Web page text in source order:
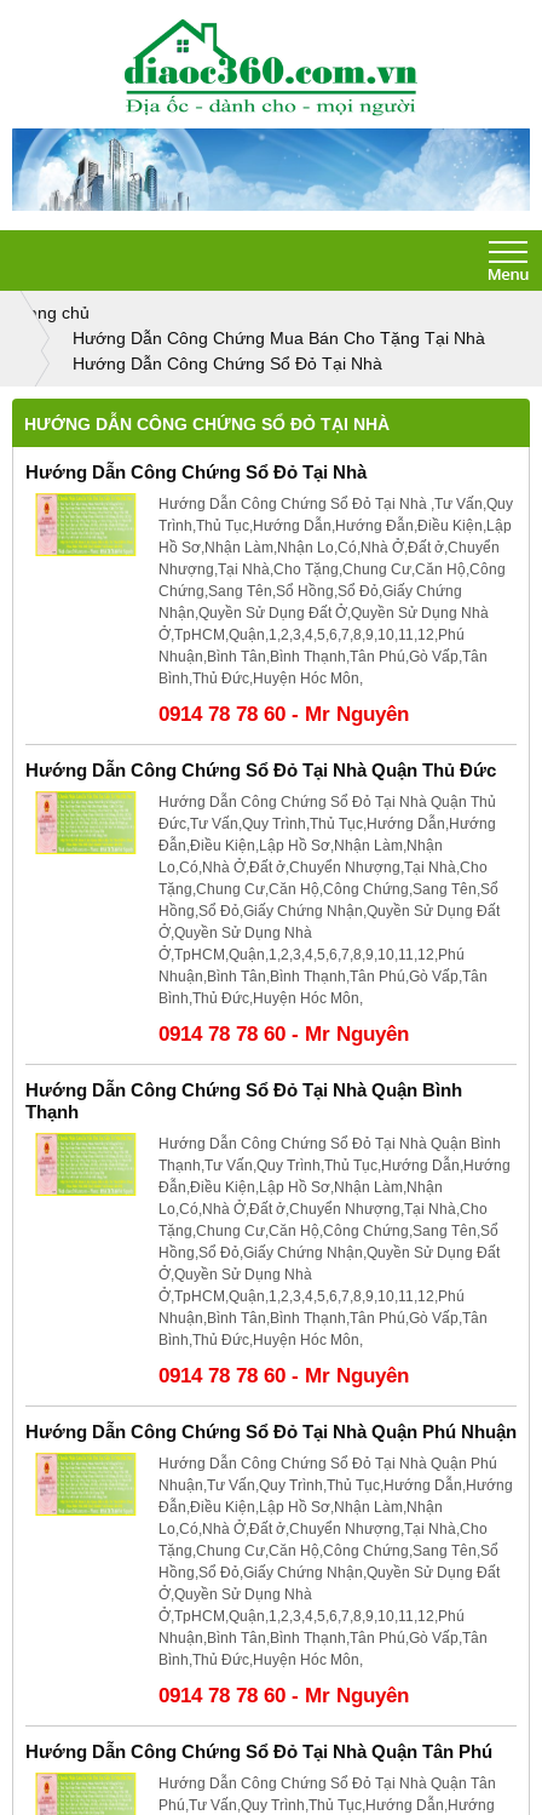
Trang chủ
Hướng Dẫn Công Chứng Mua Bán Cho Tặng Tại Nhà
Hướng Dẫn Công Chứng Sổ Đỏ Tại Nhà
HƯỚNG DẪN CÔNG CHỨNG SỔ ĐỎ TẠI NHÀ
Hướng Dẫn Công Chứng Sổ Đỏ Tại Nhà
Hướng Dẫn Công Chứng Sổ Đỏ Tại Nhà ,Tư Vấn,Quy
Trình,Thủ Tục,Hướng Dẫn,Hướng Đẫn,Điều Kiện,Lập
Hồ Sơ,Nhận Làm,Nhận Lo,Có,Nhà Ở,Đất ở,Chuyển
Nhượng,Tại Nhà,Cho Tặng,Chung Cư,Căn Hộ,Công
Chứng,Sang Tên,Sổ Hồng,Sổ Đỏ,Giấy Chứng
Nhận,Quyền Sử Dụng Đất Ở,Quyền Sử Dụng Nhà
Ở,TpHCM,Quận,1,2,3,4,5,6,7,8,9,10,11,12,Phú
Nhuận,Bình Tân,Bình Thạnh,Tân Phú,Gò Vấp,Tân
Bình,Thủ Đức,Huyện Hóc Môn,
0914 78 78 60 - Mr Nguyên
Hướng Dẫn Công Chứng Sổ Đỏ Tại Nhà Quận Thủ Đức
Hướng Dẫn Công Chứng Sổ Đỏ Tại Nhà Quận Thủ
Đức,Tư Vấn,Quy Trình,Thủ Tục,Hướng Dẫn,Hướng
Đẫn,Điều Kiện,Lập Hồ Sơ,Nhận Làm,Nhận
Lo,Có,Nhà Ở,Đất ở,Chuyển Nhượng,Tại Nhà,Cho
Tặng,Chung Cư,Căn Hộ,Công Chứng,Sang Tên,Sổ
Hồng,Sổ Đỏ,Giấy Chứng Nhận,Quyền Sử Dụng Đất
Ở,Quyền Sử Dụng Nhà
Ở,TpHCM,Quận,1,2,3,4,5,6,7,8,9,10,11,12,Phú
Nhuận,Bình Tân,Bình Thạnh,Tân Phú,Gò Vấp,Tân
Bình,Thủ Đức,Huyện Hóc Môn,
0914 78 78 60 - Mr Nguyên
Hướng Dẫn Công Chứng Sổ Đỏ Tại Nhà Quận Bình
Thạnh
Hướng Dẫn Công Chứng Sổ Đỏ Tại Nhà Quận Bình
Thạnh,Tư Vấn,Quy Trình,Thủ Tục,Hướng Dẫn,Hướng
Đẫn,Điều Kiện,Lập Hồ Sơ,Nhận Làm,Nhận
Lo,Có,Nhà Ở,Đất ở,Chuyển Nhượng,Tại Nhà,Cho
Tặng,Chung Cư,Căn Hộ,Công Chứng,Sang Tên,Sổ
Hồng,Sổ Đỏ,Giấy Chứng Nhận,Quyền Sử Dụng Đất
Ở,Quyền Sử Dụng Nhà
Ở,TpHCM,Quận,1,2,3,4,5,6,7,8,9,10,11,12,Phú
Nhuận,Bình Tân,Bình Thạnh,Tân Phú,Gò Vấp,Tân
Bình,Thủ Đức,Huyện Hóc Môn,
0914 78 78 60 - Mr Nguyên
Hướng Dẫn Công Chứng Sổ Đỏ Tại Nhà Quận Phú Nhuận
Hướng Dẫn Công Chứng Sổ Đỏ Tại Nhà Quận Phú
Nhuận,Tư Vấn,Quy Trình,Thủ Tục,Hướng Dẫn,Hướng
Đẫn,Điều Kiện,Lập Hồ Sơ,Nhận Làm,Nhận
Lo,Có,Nhà Ở,Đất ở,Chuyển Nhượng,Tại Nhà,Cho
Tặng,Chung Cư,Căn Hộ,Công Chứng,Sang Tên,Sổ
Hồng,Sổ Đỏ,Giấy Chứng Nhận,Quyền Sử Dụng Đất
Ở,Quyền Sử Dụng Nhà
Ở,TpHCM,Quận,1,2,3,4,5,6,7,8,9,10,11,12,Phú
Nhuận,Bình Tân,Bình Thạnh,Tân Phú,Gò Vấp,Tân
Bình,Thủ Đức,Huyện Hóc Môn,
0914 78 78 60 - Mr Nguyên
Hướng Dẫn Công Chứng Sổ Đỏ Tại Nhà Quận Tân Phú
Hướng Dẫn Công Chứng Sổ Đỏ Tại Nhà Quận Tân
Phú,Tư Vấn,Quy Trình,Thủ Tục,Hướng Dẫn,Hướng